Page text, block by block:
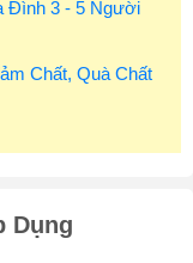
Đình 3 - 5 Người
Chất, Quà Chất
Dụng